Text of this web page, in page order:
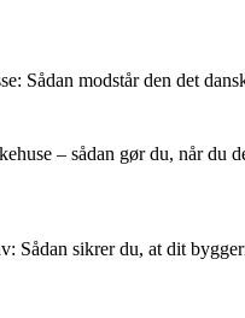
Sådan modstår den det
– sådan gør du, når du
Sådan sikrer du, at dit